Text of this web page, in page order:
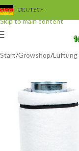
Skip to navigation
Skip to main content
DEUTSCH
Start/Growshop/Lüftung